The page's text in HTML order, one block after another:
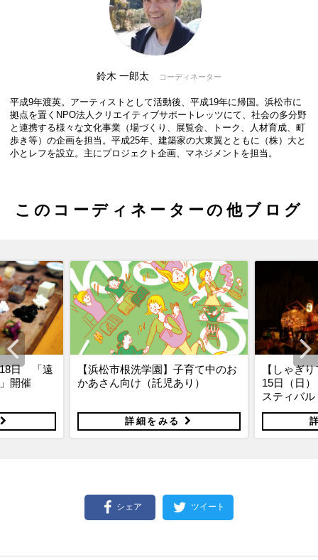
鈴木 一郎太 コーディネーター
平成9年渡英。アーティストとして活動後、平成19年に帰国。浜松市に
拠点を置くNPO法人クリエイティブサポートレッツにて、社会の多分野
と連携する様々な文化事業（場づくり、展覧会、トーク、人材育成、町
歩き等）の企画を担当。平成25年、建築家の大東翼とともに（株）大と
小とレフを設立。主にプロジェクト企画、マネジメントを担当。
このコーディネーターの他ブログ
18日 「遠
開催
【浜松市根洗学園】子育て中のお
かあさん向け（託児あり）
詳細をみる
【しゃぎ
15日（日
スティバル
シェア ツイート